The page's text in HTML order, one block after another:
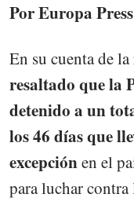
Por Europa Press
En su cuenta de
resaltado que la
detenido a un
los 46 días que
excepciónen el
para luchar